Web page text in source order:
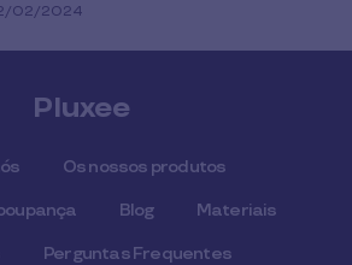
02/2024
Pluxee
Os nossos produtos
Blog Materiais
Perguntas Frequentes